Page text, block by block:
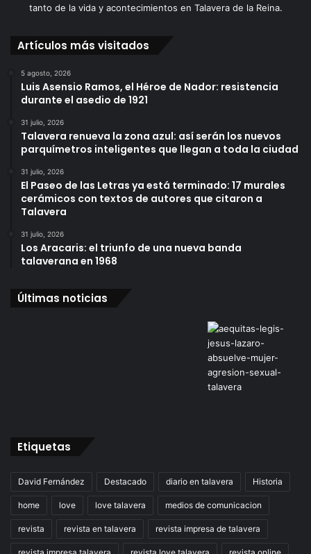
tanto de la vida y acontecimientos en Talavera de la Reina.
Artículos más visitados
5 agosto, 2026
Luis Asensio Ramos, el Héroe de Nador: resistencia
durante el asedio de 1921
31 julio, 2026
Talavera renueva la zona azul: así serán los nuevos
parquímetros inteligentes que llegan a toda la ciudad
31 julio, 2026
El Paseo de las Letras ya está terminado: 17 murales
cerámicos con textos de autores que citaron a
Talavera
31 julio, 2026
Los Aracaris: el triunfo de una nueva banda
talaverana en 1968
Últimas noticias
Etiquetas
David Fernández Destacado diario en talavera Historia
home love love talavera medios de comunicacion
revista revista en talavera revista impresa de talavera